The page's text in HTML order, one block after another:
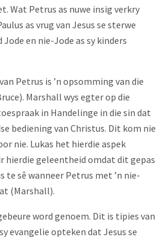
Wat Petrus as nuwe insig verkry
as vrug van Jesus se sterwe
en nie-Jode as sy kinders
Petrus is ’n opsomming van die
Marshall wys egter op die
in Handelinge in die sin dat
bediening van Christus. Dit kom nie
nie. Lukas het hierdie aspek
hierdie geleentheid omdat dit gepas
te sê wanneer Petrus met ’n nie-
(Marshall).
word genoem. Dit is tipies van
evangelie opteken dat Jesus se